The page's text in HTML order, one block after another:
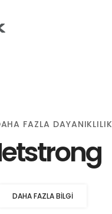
FAZLA DAYANIKLILIK
DAHA FAZLA BILGI